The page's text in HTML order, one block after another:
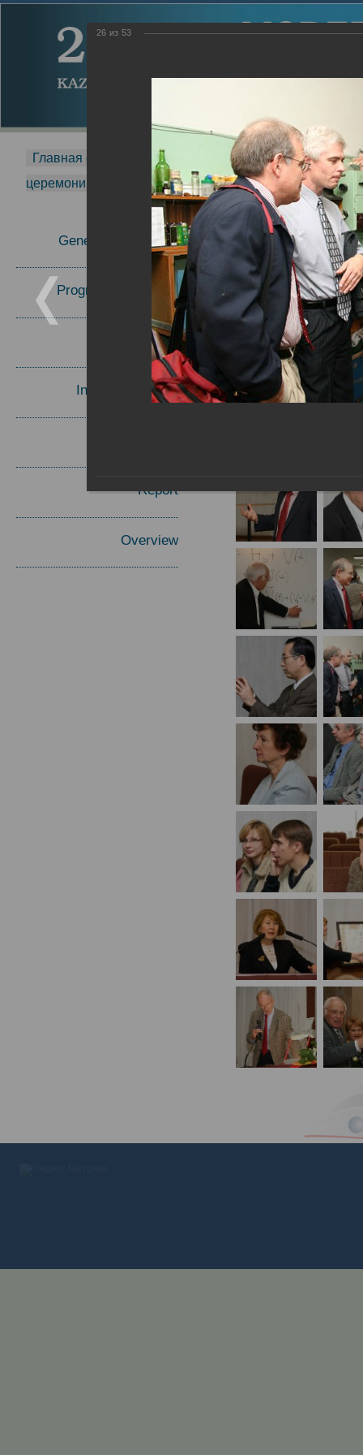
Главная страница MDMR 2014 - Международная
церемонии вручения премии Zavoisky Award - 2006 г.
General Information
Program Committee
Topics
Invited Speakers
Report
Overview
Report
2006 г.
26 из 53